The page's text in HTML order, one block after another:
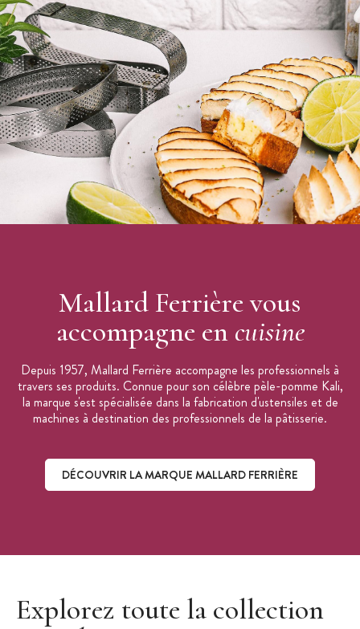
Mallard Ferrière vous
accompagne en cuisine
Depuis 1957, Mallard Ferrière accompagne les professionnels à
travers ses produits. Connue pour son célèbre pèle-pomme Kali,
la marque s'est spécialisée dans la fabrication d'ustensiles et de
machines à destination des professionnels de la pâtisserie.
DÉCOUVRIR LA MARQUE MALLARD FERRIÈRE
Explorez toute la collection